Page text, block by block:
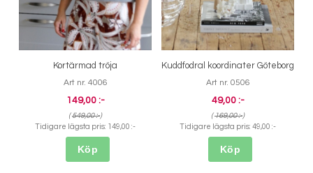
Kortärmad tröja
Art nr. 4006
149,00 :-
(549,00 :-)
Tidigare lägsta pris: 149,00 :-
Köp
Kuddfodral koordinater Göteborg
Art nr. 0506
49,00 :-
(169,00 :-)
Tidigare lägsta pris: 49,00 :-
Köp